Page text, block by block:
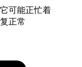
可能正忙着
正常